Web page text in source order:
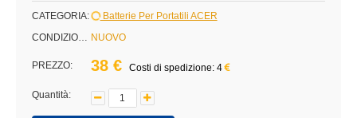
CATEGORIA:
Batterie Per Portatili ACER
CONDIZIONE: NUOVO
PREZZO: 38 € Costi di spedizione: 4
Quantità: